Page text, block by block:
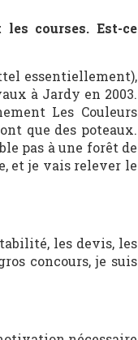
courses. Est-ce
essentiellement),
à Jardy en 2003.
Les Couleurs
que des poteaux.
pas à une forêt de
et je vais relever le
les devis, les
concours, je suis